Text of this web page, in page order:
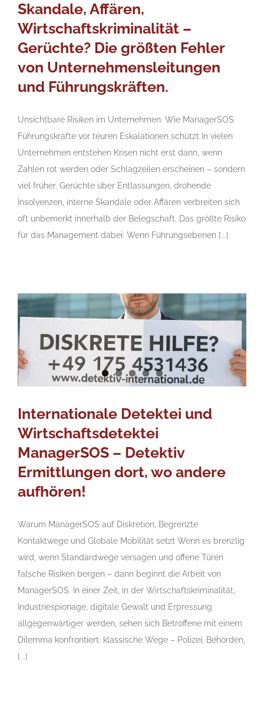
Skandale, Affären,
Wirtschaftskriminalität –
Gerüchte? Die größten Fehler
von Unternehmensleitungen
und Führungskräften.
Unsichtbare Risiken im Unternehmen: Wie ManagerSOS
Führungskräfte vor teuren Eskalationen schützt In vielen
Unternehmen entstehen Krisen nicht erst dann, wenn
Zahlen rot werden oder Schlagzeilen erscheinen – sondern
viel früher. Gerüchte über Entlassungen, drohende
Insolvenzen, interne Skandale oder Affären verbreiten sich
oft unbemerkt innerhalb der Belegschaft. Das größte Risiko
für das Management dabei: Wenn Führungsebenen [...]
Internationale Detektei und
Wirtschaftsdetektei
ManagerSOS – Detektiv
Ermittlungen dort, wo andere
aufhören!
Warum ManagerSOS auf Diskretion, Begrenzte
Kontaktwege und Globale Mobilität setzt Wenn es brenzlig
wird, wenn Standardwege versagen und offene Türen
falsche Risiken bergen – dann beginnt die Arbeit von
ManagerSOS. In einer Zeit, in der Wirtschaftskriminalität,
Industriespionage, digitale Gewalt und Erpressung
allgegenwärtiger werden, sehen sich Betroffene mit einem
Dilemma konfrontiert: klassische Wege – Polizei, Behörden,
[...]